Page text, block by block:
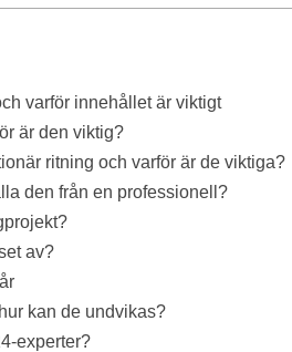
varför innehållet är viktigt
är den viktig?
ritning och varför är de viktiga?
den från en professionell?
av?
kan de undvikas?
experter?